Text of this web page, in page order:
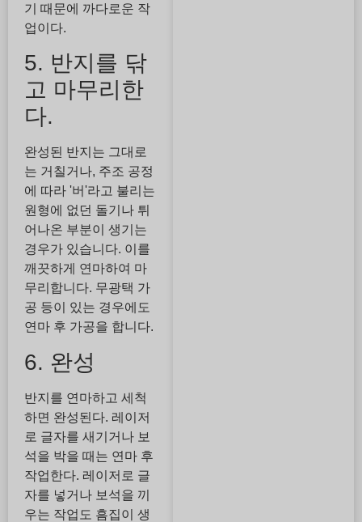
기 때문에 까다로운 작
업이다.
5. 반지를 닦
고 마무리한
다.
완성된 반지는 그대로
는 거칠거나, 주조 공정
에 따라 '버'라고 불리는
원형에 없던 돌기나 튀
어나온 부분이 생기는
경우가 있습니다. 이를
깨끗하게 연마하여 마
무리합니다. 무광택 가
공 등이 있는 경우에도
연마 후 가공을 합니다.
6. 완성
반지를 연마하고 세척
하면 완성된다. 레이저
로 글자를 새기거나 보
석을 박을 때는 연마 후
작업한다. 레이저로 글
자를 넣거나 보석을 끼
우는 작업도 흠집이 생